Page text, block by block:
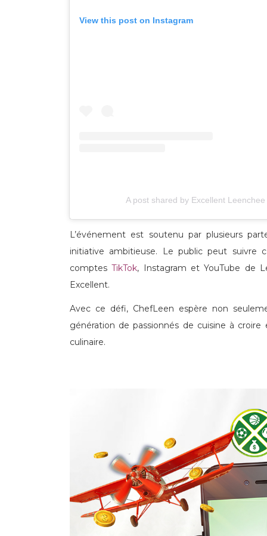
View this post on Instagram
A post shared by Excellent
L’événement est soutenu par plusieurs
initiative ambitieuse. Le public peut suivre
comptesTikTok, Instagram et YouTube de
Excellent.
Avec ce défi, ChefLeen espère non
génération de passionnés de cuisine à
culinaire.